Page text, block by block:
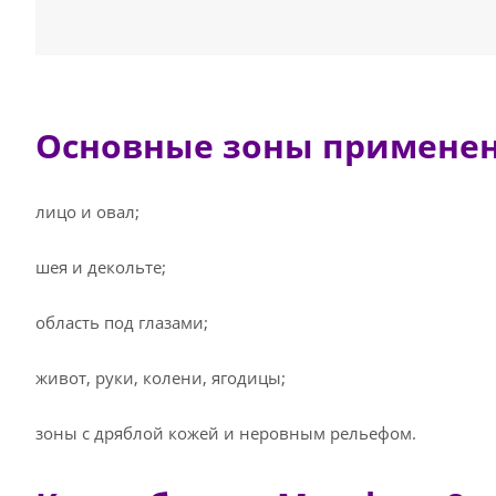
Основные зоны
лицо и овал;
шея и декольте;
область под глазами;
живот, руки, колени, ягодицы;
зоны с дряблой кожей и неровным рельефом.